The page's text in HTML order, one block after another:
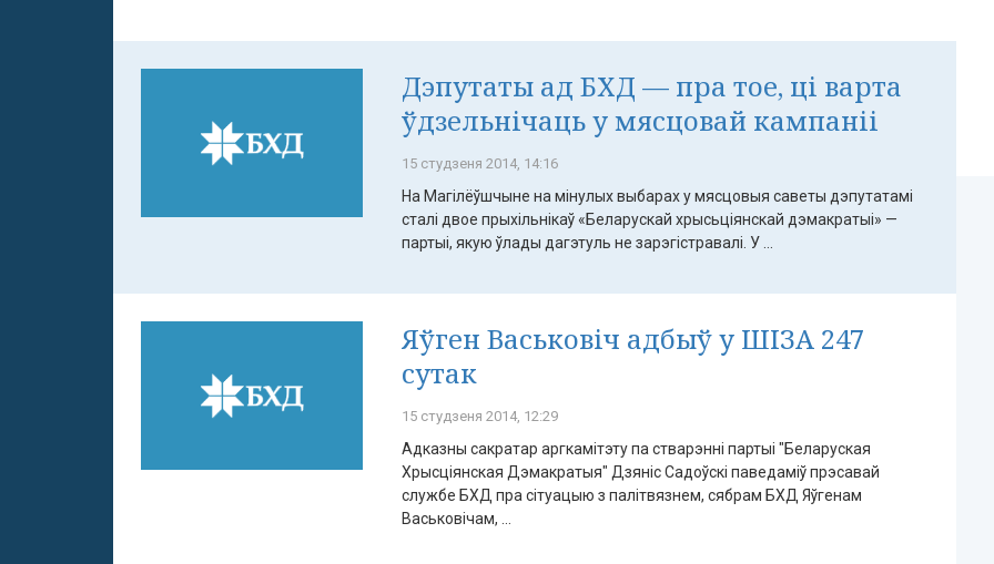
Дэпутаты ад БХД — пра тое, ці варта
ўдзельнічаць у мясцовай кампаніі
15 студзеня 2014, 14:16
На Магілёўшчыне на мінулых выбарах у мясцовыя саветы дэпутатамі
сталі двое прыхільнікаў «Беларускай хрысьціянскай дэмакратыі» —
партыі, якую ўлады дагэтуль не зарэгістравалі. У ...
Яўген Васьковіч адбыў у ШІЗА 247
сутак
15 студзеня 2014, 12:29
Адказны сакратар аргкамітэту па стварэнні партыі "Беларуская
Хрысціянская Дэмакратыя" Дзяніс Садоўскі паведаміў прэсавай
службе БХД пра сітуацыю з палітвязнем, сябрам БХД Яўгенам
Васьковічам, ...